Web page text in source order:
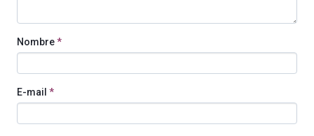
Nombre*
E-mail *